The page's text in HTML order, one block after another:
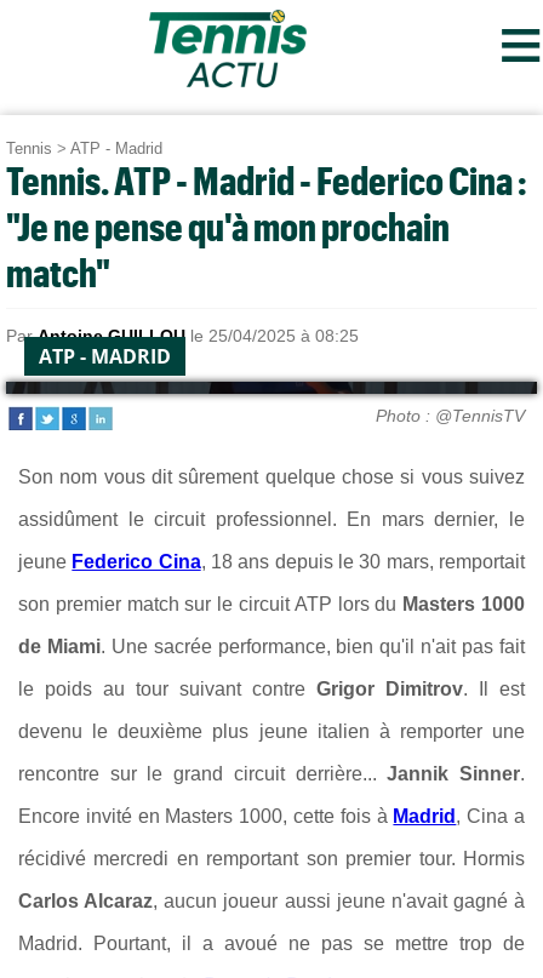
≡
Tennis > ATP - Madrid
Tennis. ATP - Madrid - Federico Cina :
"Je ne pense qu'à mon prochain
match"
ParAntoine GUILLOU le 25/04/2025 à 08:25
ATP - MADRID
Photo : @TennisTV
Son nom vous dit sûrement quelque chose si vous suivez
assidûment le circuit professionnel. En mars dernier, le
jeune Federico Cina, 18 ans depuis le 30 mars, remportait
son premier match sur le circuit ATP lors du Masters 1000
de Miami. Une sacrée performance, bien qu'il n'ait pas fait
le poids au tour suivant contre Grigor Dimitrov. Il est
devenu le deuxième plus jeune italien à remporter une
rencontre sur le grand circuit derrière...Jannik Sinner.
Encore invité en Masters 1000, cette fois à Madrid , Cina a
récidivé mercredi en remportant son premier tour. Hormis
Carlos Alcaraz, aucun joueur aussi jeune n'avait gagné à
Madrid. Pourtant, il a avoué ne pas se mettre trop de